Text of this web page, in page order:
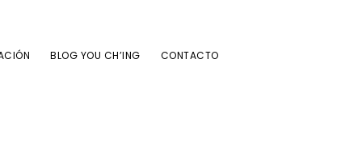
BLOG YOU CH’ING CONTACTO